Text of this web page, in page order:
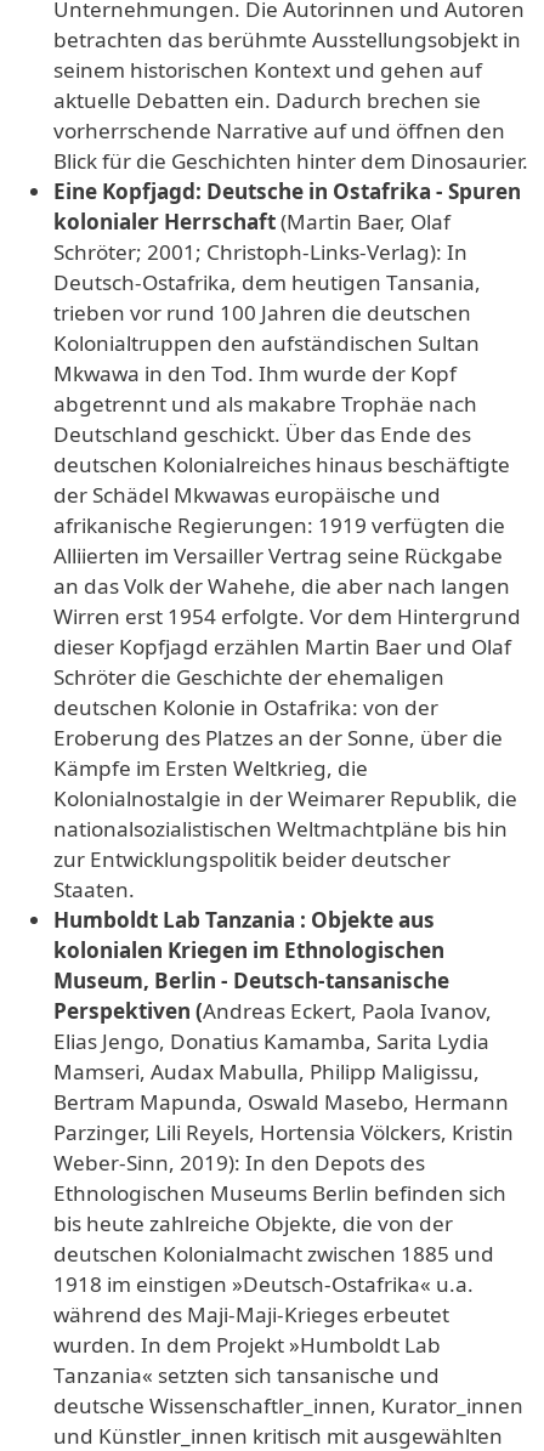
Unternehmungen. Die Autorinnen und Autoren
betrachten das berühmte Ausstellungsobjekt in
seinem historischen Kontext und gehen auf
aktuelle Debatten ein. Dadurch brechen sie
vorherrschende Narrative auf und öffnen den
Blick für die Geschichten hinter dem Dinosaurier.
Eine Kopfjagd: Deutsche in Ostafrika - Spuren
kolonialer Herrschaft(Martin Baer, Olaf
Schröter; 2001; Christoph-Links-Verlag): In
Deutsch-Ostafrika, dem heutigen Tansania,
trieben vor rund 100 Jahren die deutschen
Kolonialtruppen den aufständischen Sultan
Mkwawa in den Tod. Ihm wurde der Kopf
abgetrennt und als makabre Trophäe nach
Deutschland geschickt. Über das Ende des
deutschen Kolonialreiches hinaus beschäftigte
der Schädel Mkwawas europäische und
afrikanische Regierungen: 1919 verfügten die
Alliierten im Versailler Vertrag seine Rückgabe
an das Volk der Wahehe, die aber nach langen
Wirren erst 1954 erfolgte. Vor dem Hintergrund
dieser Kopfjagd erzählen Martin Baer und Olaf
Schröter die Geschichte der ehemaligen
deutschen Kolonie in Ostafrika: von der
Eroberung des Platzes an der Sonne, über die
Kämpfe im Ersten Weltkrieg, die
Kolonialnostalgie in der Weimarer Republik, die
nationalsozialistischen Weltmachtpläne bis hin
zur Entwicklungspolitik beider deutscher
Staaten.
Humboldt Lab Tanzania : Objekte aus
kolonialen Kriegen im Ethnologischen
Museum, Berlin - Deutsch-tansanische
Perspektiven (Andreas Eckert, Paola Ivanov,
Elias Jengo, Donatius Kamamba, Sarita Lydia
Mamseri, Audax Mabulla, Philipp Maligissu,
Bertram Mapunda, Oswald Masebo, Hermann
Parzinger, Lili Reyels, Hortensia Völckers, Kristin
Weber-Sinn, 2019): In den Depots des
Ethnologischen Museums Berlin befinden sich
bis heute zahlreiche Objekte, die von der
deutschen Kolonialmacht zwischen 1885 und
1918 im einstigen »Deutsch-Ostafrika« u.a.
während des Maji-Maji-Krieges erbeutet
wurden. In dem Projekt »Humboldt Lab
Tanzania« setzten sich tansanische und
deutsche Wissenschaftler_innen, Kurator_innen
und Künstler_innen kritisch mit ausgewählten